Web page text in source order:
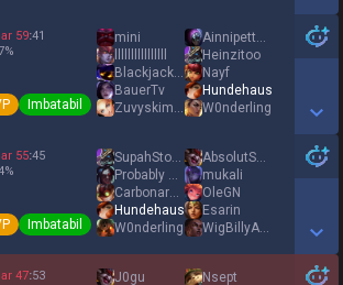
59:41
%
Imbatabil
mini
Blackjackpro33
BauerTv
Zuvyskimba
Ainnipetteha
Heinzitoo
Nayf
Hundehaus
W0nderling
55:45
%
Imbatabil
SupahStonerGamer
Probably Not
Carbonaras8
Hundehaus
W0nderling
AbsolutSchloter
mukali
OleGN
Esarin
WigBillyArgo
47:53
J0gu
Nsept